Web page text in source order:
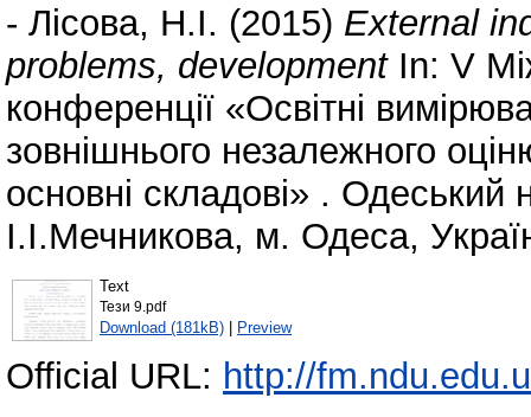
- Лісова, Н.І. (2015) External
problems, developmentIn: V
конференції «Освітні
зовнішнього незалежного
основні складові» . Одеський
І.І.Мечникова, м. Одеса,
Text
Тези 9.pdf
Download (181kB) | Preview
Official URL: http://